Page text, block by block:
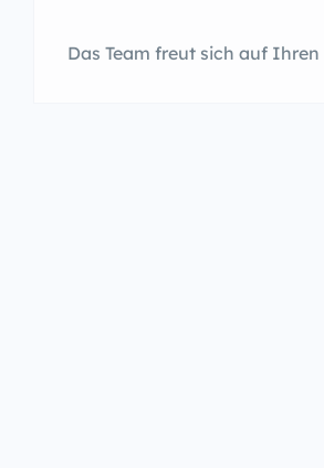
Das Team freut sich auf